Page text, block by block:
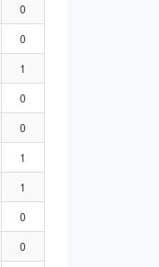
0
0
1
0
0
1
1
0
0